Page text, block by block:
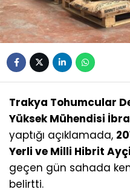
Trakya Tohumcular
Yüksek Mühendisi
yaptığı açıklamada,
Yerli ve Milli Hibrit
geçen gün sahada
belirtti.